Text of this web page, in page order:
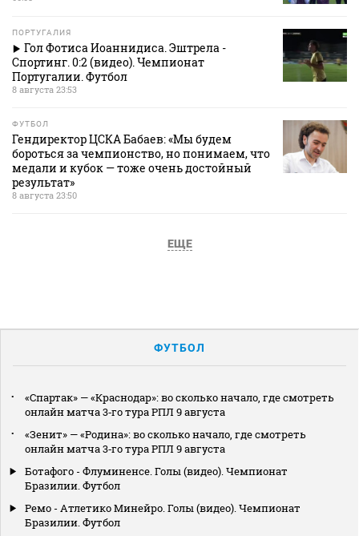
ПОРТУГАЛИЯ
Гол Фотиса Иоаннидиса. Эштрела -
Спортинг. 0:2 (видео). Чемпионат
Португалии. Футбол
8 августа 23:53
ФУТБОЛ
Гендиректор ЦСКА Бабаев: «Мы будем
бороться за чемпионство, но понимаем, что
медали и кубок — тоже очень достойный
результат»
8 августа 23:50
ЕЩЕ
ФУТБОЛ
«Спартак» — «Краснодар»: во сколько начало, где смотреть
онлайн матча 3‑го тура РПЛ 9 августа
«Зенит» — «Родина»: во сколько начало, где смотреть
онлайн матча 3‑го тура РПЛ 9 августа
Ботафого - Флуминенсе. Голы (видео). Чемпионат
Бразилии. Футбол
Ремо - Атлетико Минейро. Голы (видео). Чемпионат
Бразилии. Футбол